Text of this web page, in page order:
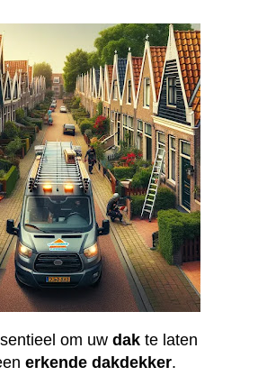
om uw dak te laten
erkende dakdekker.